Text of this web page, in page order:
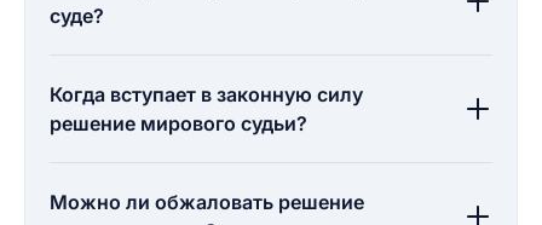
суде?
Когда вступает в законную силу
решение мирового судьи?
Можно ли обжаловать решение